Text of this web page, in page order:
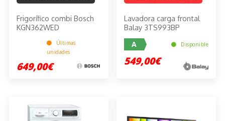
Frigorífico combi Bosch
KGN362WED
Últimas
unidades
649,00€
Lavadora carga frontal
Balay 3TS993BP
A Disponible
549,00€